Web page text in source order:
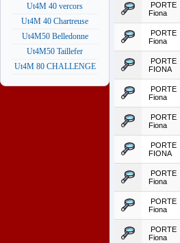
Ut4M 40 vercors
Ut4M 40 Chartreuse
Ut4M50 Belledonne
Ut4M50 Taillefer
Ut4M 80 CHALLENGE
PORTE
Fiona
PORTE
Fiona
PORTE
FIONA
PORTE
Fiona
PORTE
Fiona
PORTE
FIONA
PORTE
Fiona
PORTE
Fiona
PORTE
Fiona